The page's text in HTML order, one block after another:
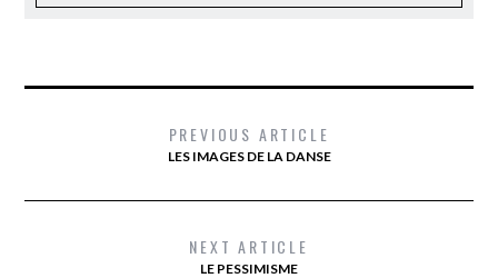
PREVIOUS ARTICLE
LES IMAGES DE LA DANSE
NEXT ARTICLE
LE PESSIMISME